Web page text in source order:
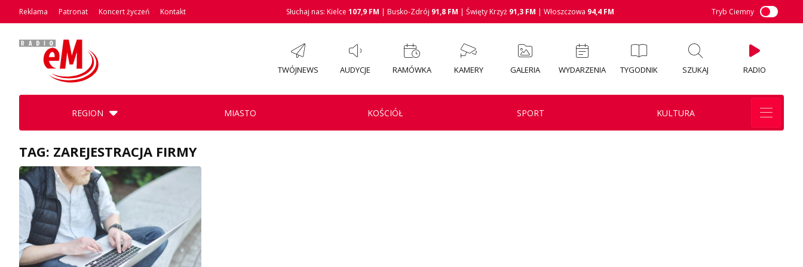
Reklama Patronat Koncert życzeń Kontakt Słuchaj nas: Kielce 107,9 FM | Busko-Zdrój 91,8 FM | Święty Krzyż 91,3 FM | Włoszczowa 94,4 FM Tryb Ciemny
TWÓJNEWS AUDYCJE RAMÓWKA KAMERY GALERIA WYDARZENIA TYGODNIK SZUKAJ RADIO
REGION MIASTO KOŚCIÓŁ SPORT KULTURA
TAG: ZAREJESTRACJA FIRMY